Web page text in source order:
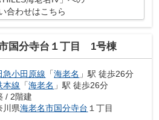
合わせはこちら
国分寺台１丁目 1号棟
急小田原線 「海老名 」駅 徒歩26分
本線 「海老名 」駅 徒歩26分
/ 2階建
川県海老名市国分寺台 １丁目